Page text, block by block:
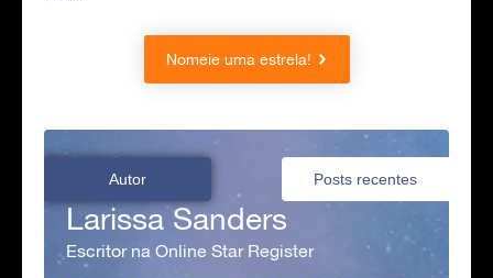
Nomeie uma estrela!
Autor Posts recentes
Larissa Sanders
Escritor na Online Star Register